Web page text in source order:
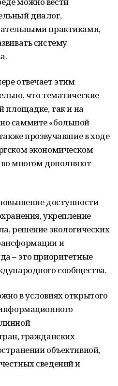
диалог,
практиками,
систему
отвечает этим
что тематические
площадке, так и на
саммите «большой
прозвучавшие в ходе
экономическом
многом дополняют
доступности
укрепление
решение экологических
и
– это приоритетные
сообщества.
в условиях открытого
гражданских
объективной,
сведений и